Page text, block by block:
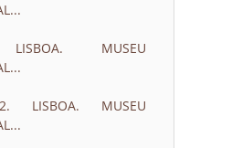
MUSEU
LISBOA. MUSEU